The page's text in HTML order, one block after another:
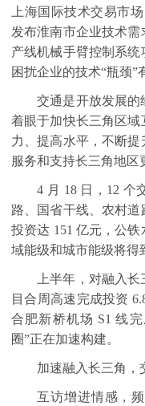
上海国际技术交易市
发布淮南市企业技术
产线机械手臂控制系
困扰企业的技术“瓶颈”
交通是开放发展的
着眼于加快长三角区
力、提高水平，不断提
服务和支持长三角地区
4 月 18 日， 12 个
路、国省干线、农村
投资达 151 亿元，公铁
域能级和城市能级将得
上半年，对融入
目合周高速完成投资
合肥新桥机场 S1线
圈”正在加速构建。
加速融入长三角，
互访增进情感，